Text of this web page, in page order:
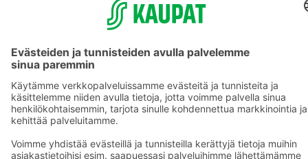
S-ryhmän palvelut
S-ryhmä
Asiakasomistajuus
Yhteishyvä Ruoka -sovellus
S-ostoslista -sovellus
Prisma.fi
Sokos.fi
S-Pankki
Yhteishyvä